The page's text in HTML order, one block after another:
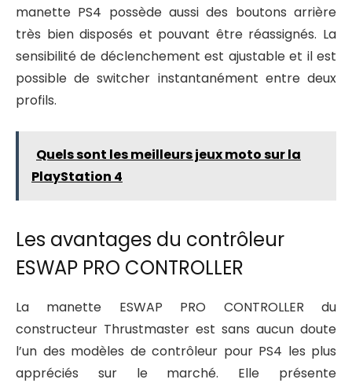
manette PS4 possède aussi des boutons arrière
très bien disposés et pouvant être réassignés. La
sensibilité de déclenchement est ajustable et il est
possible de switcher instantanément entre deux
profils.
Quels sont les meilleurs jeux moto sur la
PlayStation 4
Les avantages du contrôleur
ESWAP PRO CONTROLLER
La manette ESWAP PRO CONTROLLER du
constructeur Thrustmaster est sans aucun doute
l’un des modèles de contrôleur pour PS4 les plus
appréciés sur le marché. Elle présente